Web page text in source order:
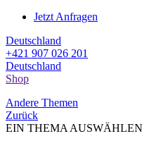
Jetzt Anfragen
Deutschland
+421 907 026 201
Deutschland
Shop
Andere Themen
Zurück
EIN THEMA AUSWÄHLEN